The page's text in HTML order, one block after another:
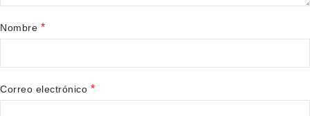
Nombre *
Correo electrónico *